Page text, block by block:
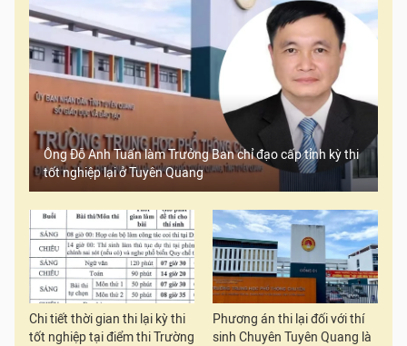
Ông Đỗ Anh Tuấn làm Trưởng Ban chỉ đạo cấp tỉnh kỳ thi
tốt nghiệp lại ở Tuyên Quang
Chi tiết thời gian thi lại kỳ thi
tốt nghiệp tại điểm thi Trường
Phương án thi lại đối với thí
sinh Chuyên Tuyên Quang là